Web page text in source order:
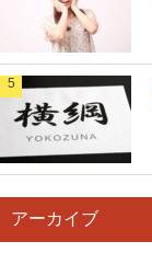
アーカイブ